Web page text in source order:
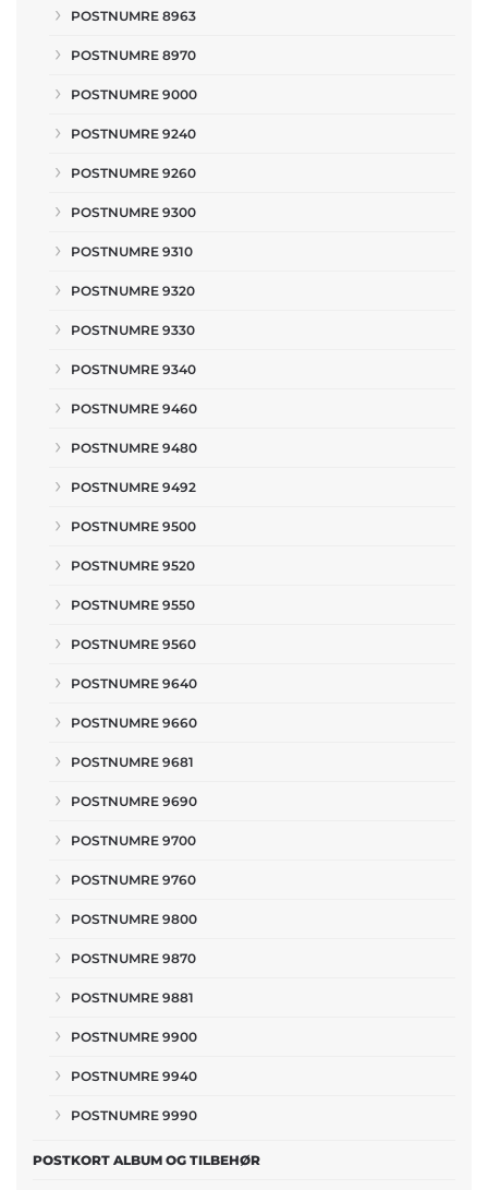
POSTNUMRE 8963
POSTNUMRE 8970
POSTNUMRE 9000
POSTNUMRE 9240
POSTNUMRE 9260
POSTNUMRE 9300
POSTNUMRE 9310
POSTNUMRE 9320
POSTNUMRE 9330
POSTNUMRE 9340
POSTNUMRE 9460
POSTNUMRE 9480
POSTNUMRE 9492
POSTNUMRE 9500
POSTNUMRE 9520
POSTNUMRE 9550
POSTNUMRE 9560
POSTNUMRE 9640
POSTNUMRE 9660
POSTNUMRE 9681
POSTNUMRE 9690
POSTNUMRE 9700
POSTNUMRE 9760
POSTNUMRE 9800
POSTNUMRE 9870
POSTNUMRE 9881
POSTNUMRE 9900
POSTNUMRE 9940
POSTNUMRE 9990
POSTKORT ALBUM OG TILBEHØR